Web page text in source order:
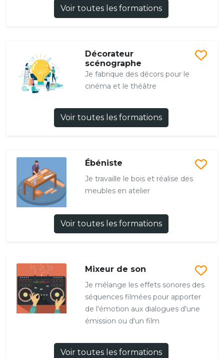
Voir toutes les formations
Décorateur
scénographe
Je fabrique des décors pour le
cinéma et le théâtre
Voir toutes les formations
Ébéniste
Je travaille le bois et réalise des
meubles en atelier
Voir toutes les formations
Mixeur de son
Je mélange les effets sonores des
séquences filmées pour apporter
de l'émotion aux dialogues d'une
émission ou d'un film
Voir toutes les formations